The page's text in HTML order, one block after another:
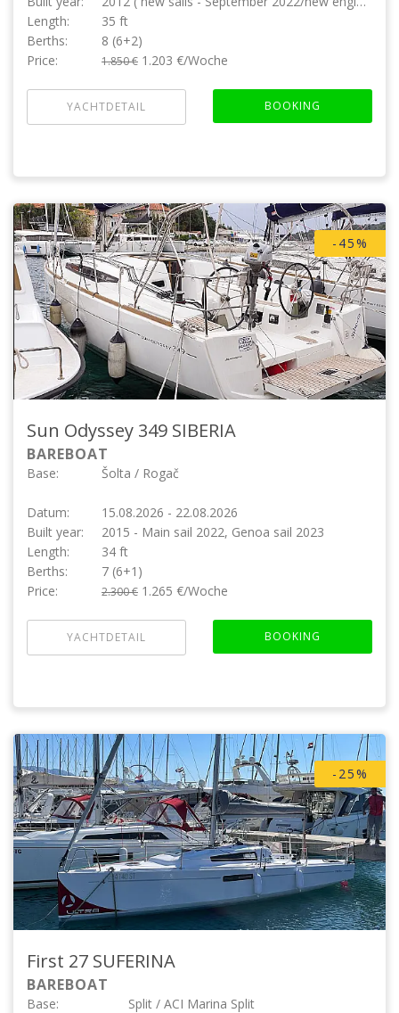
Length:
35 ft
Berths:
8 (6+2)
Price:
1.850 € 1.203 €/Woche
YACHTDETAIL BOOKING
-45%
Sun Odyssey 349 SIBERIA
BAREBOAT
Base: Šolta / Rogač
Datum:
15.08.2026 - 22.08.2026
Built year:
2015 - Main sail 2022, Genoa sail 2023
Length:
34 ft
Berths:
7 (6+1)
Price:
2.300 € 1.265 €/Woche
YACHTDETAIL BOOKING
-25%
First 27 SUFERINA
BAREBOAT
Base: Split / ACI Marina Split